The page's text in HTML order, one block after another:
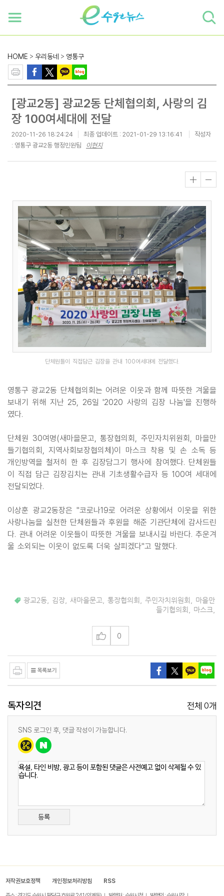
HOME > 우리동네 > 영통구
[광교2동] 광교2동 단체협의회, 사랑의 김
장 100여세대에 전달
2020-11-26 18:24:24 최종 업데이트 : 2021-01-29 13:16:41
작성자
: 영통구 광교2동 행정민원팀
이현지
단체원들이 직접담근 김장을 관내 100여세대에 전달했다.
영통구 광교2동 단체협의회는 어려운 이웃과 함께 따뜻한 겨울을
보내기 위해 지난 25, 26일 '2020 사랑의 김장 나눔'을 진행하
였다.
단체원 30여명(새마을문고, 통장협의회, 주민자치위원회, 마을만
들기협의회, 지역사회보장협의체)이 마스크 착용 및 손 소독 등
개인방역을 철저히 한 후 김장담그기 행사에 참여했다. 단체원들
이 직접 담근 김장김치는 관내 기초생활수급자 등 100여 세대에
전달되었다.
이상훈 광교2동장은 "코로나19로 어려운 상황에서 이웃을 위한
사랑나눔을 실천한 단체원들과 후원을 해준 기관단체에 감사드린
다. 관내 어려운 이웃들이 따뜻한 겨울을 보내시길 바란다. 추운겨
울 소외되는 이웃이 없도록 더욱 살피겠다"고 말했다.
광교2동 김장 새마을문고 통장협의회 주민자치위원회
마을만
들기협의회
마스크
0
독자의견 전체 0개
SNS 로그인 후, 댓글 작성이 가능합니다.
등록
저작권보호정책 개인정보처리방침 RSS